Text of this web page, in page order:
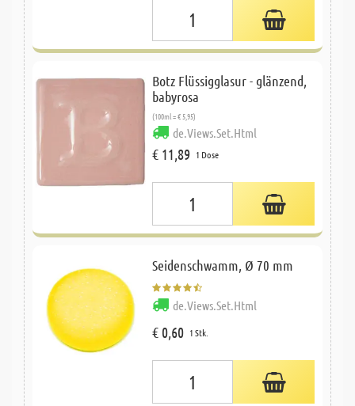
Botz Flüssigglasur - glänzend,
babyrosa
(100ml = € 5,95)
de.Views.Set.Html
€ 11,89 1 Dose
Seidenschwamm, Ø 70 mm
de.Views.Set.Html
€ 0,60 1 Stk.